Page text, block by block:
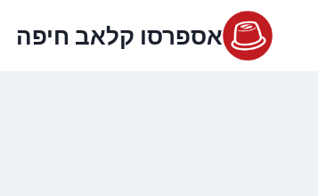
content
אספרסו קלאב חיפה